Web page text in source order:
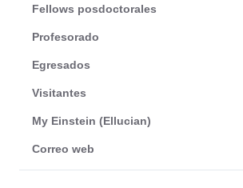
Fellows posdoctorales
Profesorado
Egresados
Visitantes
My Einstein (Ellucian)
Correo web